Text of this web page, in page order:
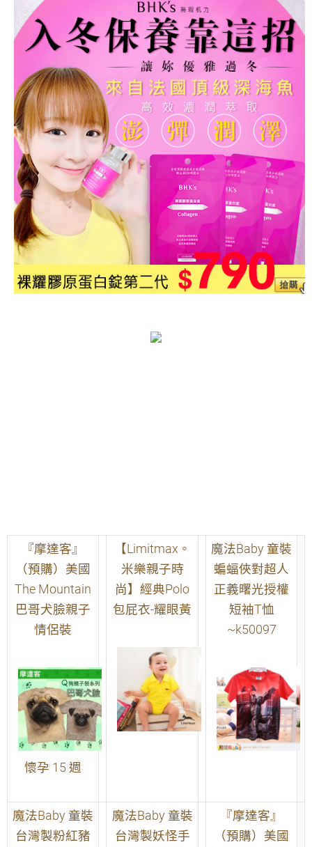
『摩達客』
（預購）美國
The Mountain
巴哥犬臉親子
情侶裝
懷孕 15 週
【Limitmax。
米樂親子時
尚】經典Polo
包屁衣-耀眼黃
魔法Baby 童裝
蝙蝠俠對超人
正義曙光授權
短袖T恤
~k50097
魔法Baby 童裝
台灣製粉紅豬
魔法Baby 童裝
台灣製妖怪手
『摩達客』
（預購）美國